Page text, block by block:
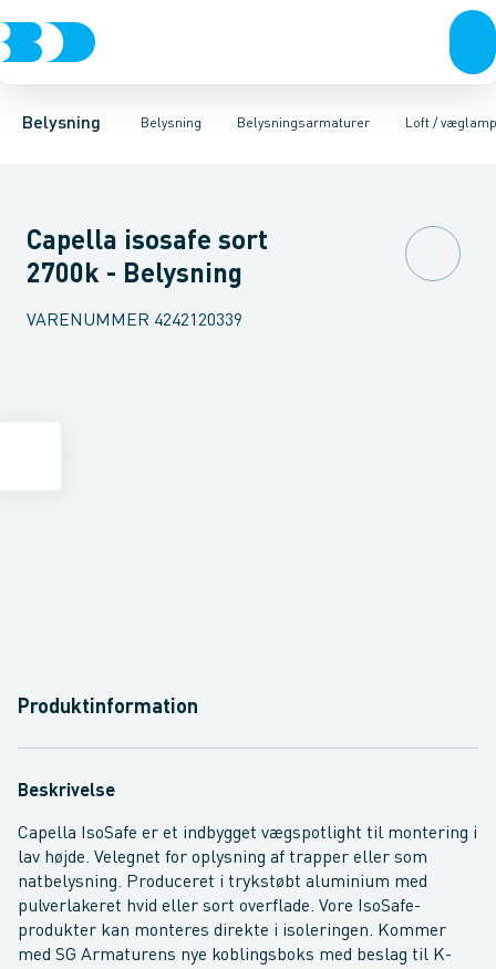
Belysning Belysning
Belysning Belysningsarmaturer
LyskilderBelysningsarmaturerLysstyringTilbehør tilLoft /
PendlerIndustriarmatur og halbelysningArmaturer for vej og
Capella isosafe sort
2700k - Belysning
VARENUMMER 4242120339
Produktinformation
Beskrivelse
Capella IsoSafe er et indbygget vægspotlight til montering i
lav højde. Velegnet for oplysning af trapper eller som
natbelysning. Produceret i trykstøbt aluminium med
pulverlakeret hvid eller sort overflade. Vore IsoSafe-
produkter kan monteres direkte i isoleringen. Kommer
med SG Armaturens nye koblingsboks med beslag til K-